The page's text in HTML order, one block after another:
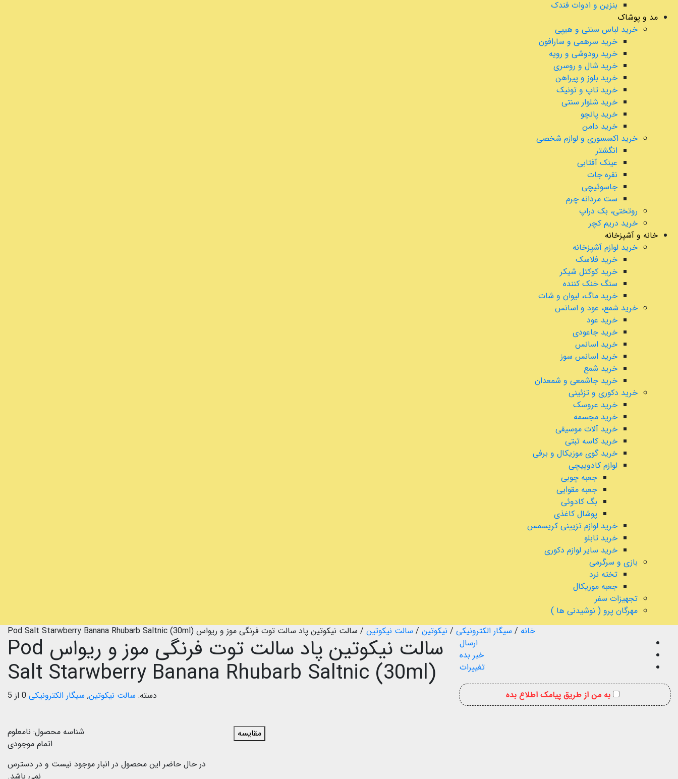
بنزین و ادوات فندک
مد و پوشاک
خرید لباس سنتی و هیپی
خرید سرهمی و سارافون
خرید رودوشی و رویه
خرید شال و روسری
خرید بلوز و پیراهن
خرید تاپ و تونیک
خرید شلوار سنتی
خرید پانچو
خرید دامن
خرید اکسسوری و لوازم شخصی
انگشتر
عینک آفتابی
نقره جات
جاسوئیچی
ست مردانه چرم
روتختی، بک دراپ
خرید دریم کچر
خانه و آشپزخانه
خرید لوازم آشپزخانه
خرید فلاسک
خرید کوکتل شیکر
سنگ خنک کننده
خرید ماگ، لیوان و شات
خرید شمع، عود و اسانس
خرید عود
خرید جاعودی
خرید اسانس
خرید اسانس سوز
خرید شمع
خرید جاشمعی و شمعدان
خرید دکوری و تزئینی
خرید عروسک
خرید مجسمه
خرید آلات موسیقی
خرید کاسه تبتی
خرید گوی موزیکال و برفی
لوازم کادوپیچی
جعبه چوبی
جعبه مقوایی
بگ کادوئی
پوشال کاغذی
خرید لوازم تزیینی کریسمس
خرید تابلو
خرید سایر لوازم دکوری
بازی و سرگرمی
تخته نرد
جعبه موزیکال
تجهیزات سفر
مهرگان پرو ( نوشیدنی ها )
خانه / سیگار الکترونیکی / نیکوتین / سالت نیکوتین / سالت نیکوتین پاد سالت توت فرنگی موز و ریواس Pod Salt Starwberry Banana Rhubarb Saltnic (30ml)
ارسال
خبر بده
تغییرات
به من از طریق پیامک اطلاع بده
سالت نیکوتین پاد سالت توت فرنگی موز و ریواس Pod
Salt Starwberry Banana Rhubarb Saltnic (30ml)
دسته: سالت نیکوتین, سیگار الکترونیکی 0 از 5
مقایسه شناسه محصول: نامعلوم
اتمام موجودی
در حال حاضر این محصول در انبار موجود نیست و در دسترس
نمی باشد.